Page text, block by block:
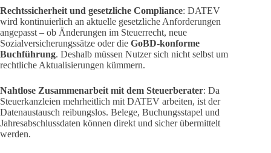
Rechtssicherheit und gesetzliche Compliance: DATEV
wird kontinuierlich an aktuelle gesetzliche Anforderungen
angepasst – ob Änderungen im Steuerrecht, neue
Sozialversicherungssätze oder die GoBD-konforme
Buchführung. Deshalb müssen Nutzer sich nicht selbst um
rechtliche Aktualisierungen kümmern.
Nahtlose Zusammenarbeit mit dem Steuerberater: Da
Steuerkanzleien mehrheitlich mit DATEV arbeiten, ist der
Datenaustausch reibungslos. Belege, Buchungsstapel und
Jahresabschlussdaten können direkt und sicher übermittelt
werden.